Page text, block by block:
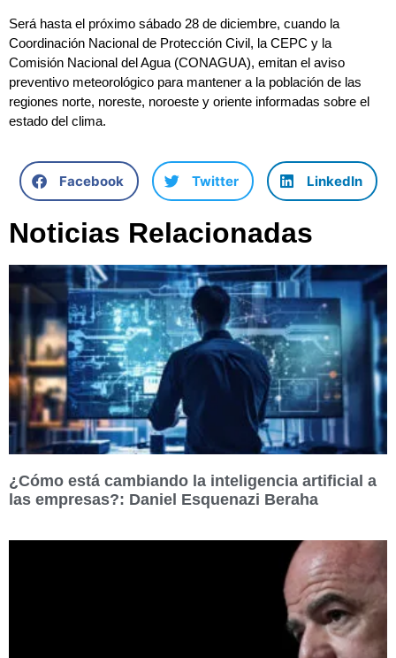
Será hasta el próximo sábado 28 de diciembre, cuando la
Coordinación Nacional de Protección Civil, la CEPC y la
Comisión Nacional del Agua (CONAGUA), emitan el aviso
preventivo meteorológico para mantener a la población de las
regiones norte, noreste, noroeste y oriente informadas sobre el
estado del clima.
Facebook Twitter LinkedIn
Noticias Relacionadas
¿Cómo está cambiando la inteligencia artificial a
las empresas?: Daniel Esquenazi Beraha